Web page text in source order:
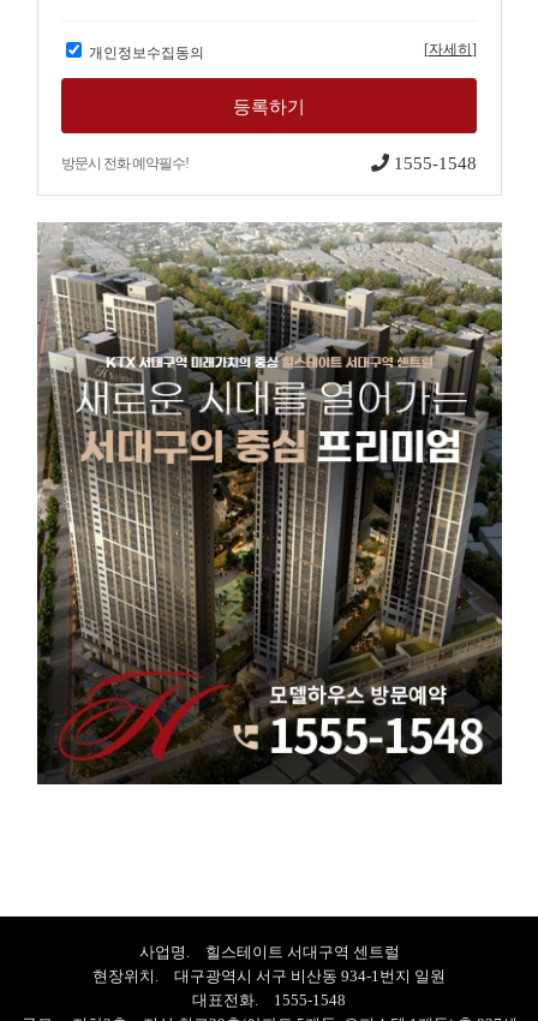
개인정보수집동의 [자세히 ]
방문시 전화 예약필수! 1555-1548
사업명. 힐스테이트 서대구역 센트럴
현장위치. 대구광역시 서구 비산동 934-1번지 일원
대표전화. 1555-1548